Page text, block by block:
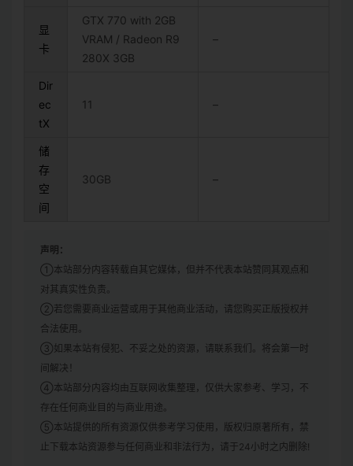
显
卡
GTX 770 with 2GB
VRAM / Radeon R9
280X 3GB
–
Dir
ec
tX
11 –
储
存
空
间
30GB –
声明：
①本站部分内容转载自其它媒体，但并不代表本站赞同其观点和
对其真实性负责。
②若您需要商业运营或用于其他商业活动，请您购买正版授权并
合法使用。
③如果本站有侵犯、不妥之处的资源，请联系我们。将会第一时
间解决！
④本站部分内容均由互联网收集整理，仅供大家参考、学习，不
存在任何商业目的与商业用途。
⑤本站提供的所有资源仅供参考学习使用，版权归原著所有，禁
止下载本站资源参与任何商业和非法行为，请于24小时之内删除!